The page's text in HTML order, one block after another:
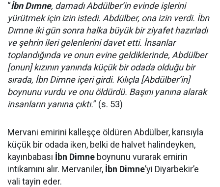
“İbn Dımne, damadı Abdülber’in evinde işlerini
yürütmek için izin istedi. Abdülber, ona izin verdi. İbn
Dımne iki gün sonra halka büyük bir ziyafet hazırladı
ve şehrin ileri gelenlerini davet etti. İnsanlar
toplandığında ve onun evine geldiklerinde, Abdülber
[onun] kızının yanında küçük bir odada olduğu bir
sırada, İbn Dimne içeri girdi. Kılıçla [Abdülber’in]
boynunu vurdu ve onu öldürdü. Başını yanına alarak
insanların yanına çıktı.” (s. 53)
Mervani emirini kalleşçe öldüren Abdülber, karısıyla
küçük bir odada iken, belki de halvet halindeyken,
kayınbabası İbn Dimne boynunu vurarak emirin
intikamını alır. Mervaniler, İbn Dimne’yi Diyarbekir’e
vali tayin eder.